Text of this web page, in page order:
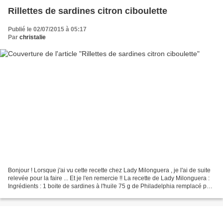
Rillettes de sardines citron ciboulette
Publié le 02/07/2015 à 05:17
Par christalie
Bonjour ! Lorsque j'ai vu cette recette chez Lady Milonguera , je l'ai de suite
relevée pour la faire ... Et je l'en remercie !! La recette de Lady Milonguera :
Ingrédients : 1 boite de sardines à l'huile 75 g de Philadelphia remplacé par